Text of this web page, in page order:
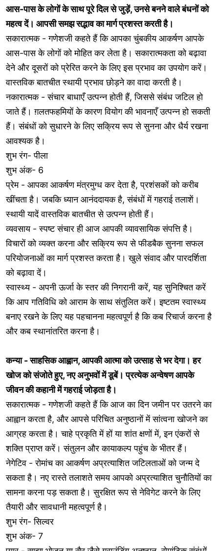
आस-पास के लोगों के साथ पूरे दिल से जुड़ें, उनसे बनने वाले बंधनों को
महत्व दें। आपसी समझ सद्भाव का मार्ग प्रशस्त करती है।
सकारात्मक - गणेशजी कहते हैं कि आपका चुंबकीय आकर्षण आपके
आस-पास के लोगों को मोहित कर लेता है। सकारात्मकता को बढ़ावा
देने और दूसरों को प्रेरित करने के लिए इस प्रभाव का उपयोग करें।
वास्तविक बातचीत स्थायी प्रभाव छोड़ने का वादा करती है।
नकारात्मक - संचार बाधाएँ उत्पन्न होती हैं, जिससे संबंध जटिल हो
जाते हैं। ग़लतफहमियों के कारण वियोग की भावनाएँ उत्पन्न हो सकती
हैं। संबंधों को सुधारने के लिए सक्रिय रूप से सुनना और धैर्य रखना
आवश्यक है।
शुभ रंग- पीला
शुभ अंक- 6
प्रेम - आपका आकर्षण मंत्रमुग्ध कर देता है, प्रशंसकों को करीब
खींचता है। जबकि ध्यान आनंददायक है, संबंधों में गहराई तलाशें।
स्थायी यादें वास्तविक बातचीत से उत्पन्न होती हैं।
व्यवसाय - स्पष्ट संचार ही आज आपकी व्यावसायिक संपत्ति है।
विचारों को व्यक्त करना और सक्रिय रूप से फीडबैक सुनना सफल
परियोजनाओं का मार्ग प्रशस्त करता है। खुले संवाद और पारदर्शिता
को बढ़ावा दें।
स्वास्थ्य - अपनी ऊर्जा के स्तर की निगरानी करें, यह सुनिश्चित करें
कि आप गतिविधि को आराम के साथ संतुलित करें। इष्टतम स्वास्थ्य
बनाए रखने के लिए यह पहचानना महत्वपूर्ण है कि कब रिचार्ज करना है
और कब स्थानांतरित करना है।
कन्या - साहसिक आह्वान, आपकी आत्मा को उत्साह से भर देगा। हर
खोज को संजोते हुए, नए अनुभवों में डूबें। प्रत्येक अन्वेषण आपके
जीवन की कहानी में गहराई जोड़ता है।
सकारात्मक - गणेशजी कहते हैं कि आज का दिन जमीन पर उतरने का
आह्वान करता है, और आपसे परिचित अनुष्ठानों में सांत्वना खोजने का
आग्रह करता है। चाहे प्रकृति में हों या शांत क्षणों में, इन एंकरों से
शक्ति प्राप्त करें। संतुलन और कायाकल्प पहुंच के भीतर हैं।
नेगेटिव - रोमांच का आकर्षण अप्रत्याशित जटिलताओं को जन्म दे
सकता है। नए रास्ते तलाशते समय आपको अप्रत्याशित चुनौतियों का
सामना करना पड़ सकता है। सुरक्षित रूप से नेविगेट करने के लिए
तैयारी और सावधानी महत्वपूर्ण है।
शुभ रंग- सिल्वर
शुभ अंक- 7